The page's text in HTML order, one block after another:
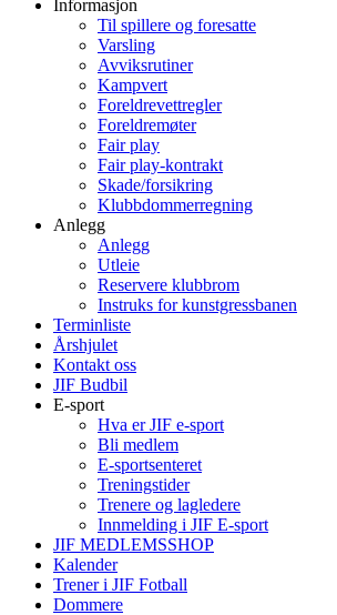
Informasjon
Til spillere og foresatte
Varsling
Avviksrutiner
Kampvert
Foreldrevettregler
Foreldremøter
Fair play
Fair play-kontrakt
Skade/forsikring
Klubbdommerregning
Anlegg
Anlegg
Utleie
Reservere klubbrom
Instruks for kunstgressbanen
Terminliste
Årshjulet
Kontakt oss
JIF Budbil
E-sport
Hva er JIF e-sport
Bli medlem
E-sportsenteret
Treningstider
Trenere og lagledere
Innmelding i JIF E-sport
JIF MEDLEMSSHOP
Kalender
Trener i JIF Fotball
Dommere